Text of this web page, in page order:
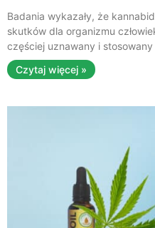
Badania wykazały, że
skutków dla organizmu
częściej uznawany i
Czytaj więcej »